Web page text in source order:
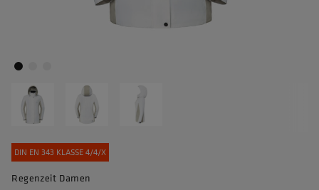
DIN EN 343 KLASSE 4/4/X
Regenzeit Damen